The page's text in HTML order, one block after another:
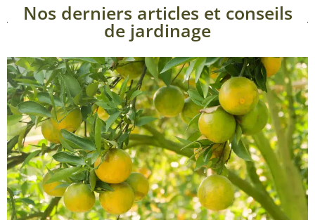
Nos derniers articles et conseils
de jardinage